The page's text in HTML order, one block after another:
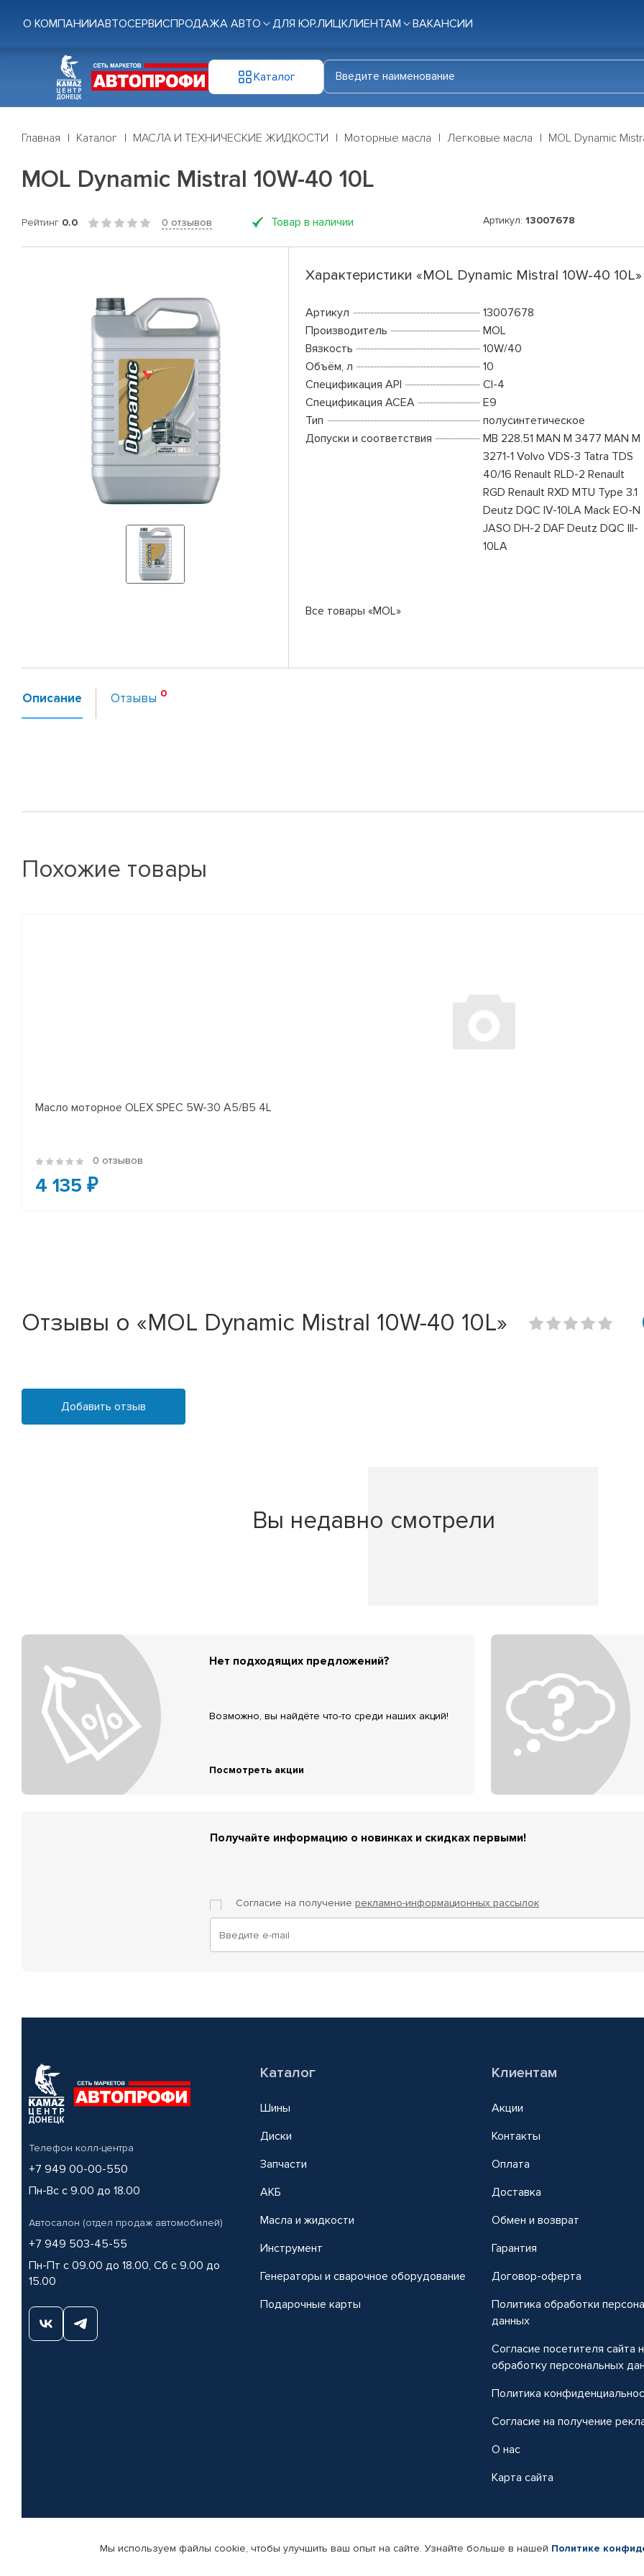
О КОМПАНИИАВТОСЕРВИСПРОДАЖА АВТО ДЛЯ ЮР.ЛИЦКЛИЕНТАМ ВАКАНСИИ
Каталог
Главная Каталог МАСЛА И ТЕХНИЧЕСКИЕ ЖИДКОСТИ Моторные масла Легковые масла MOL Dynamic
MOL Dynamic Mistral 10W-40 10L
Рейтинг 0.0 0 отзывов Товар в наличии Артикул: 13007678
Характеристики «MOL Dynamic Mistral 10W-40 10L»
Артикул
13007678
Производитель
MOL
Вязкость
10W/40
Объём, л
10
Спецификация API
CI-4
Спецификация ACEA
E9
Тип
полусинтетическое
Допуски и соответствия
MB 228.51 MAN M 3477 MAN M
3271-1 Volvo VDS-3 Tatra TDS
40/16 Renault RLD-2 Renault
RGD Renault RXD MTU Type 3.1
Deutz DQC IV-10LA Mack EO-N
JASO DH-2 DAF Deutz DQC III-
10LA
Все товары «MOL»
Описание Отзывы
Похожие товары
Масло моторное OLEX SPEC 5W-30 A5/B5 4L
0 отзывов
4 135 ₽
Отзывы о «MOL Dynamic Mistral 10W-40 10L»
Добавить отзыв
Вы недавно смотрели
Нет подходящих предложений?
Возможно, вы найдёте что-то среди наших акций!
Посмотреть акции
Получайте информацию о новинках и скидках первыми!
Согласие на получение рекламно-информационных рассылок
Телефон колл-центра
+7 949 00-00-550
Пн-Вс с 9.00 до 18.00
Автосалон (отдел продаж автомобилей)
+7 949 503-45-55
Пн-Пт с 09.00 до 18.00, Сб с 9.00 до
15.00
Каталог
Шины
Диски
Запчасти
АКБ
Масла и жидкости
Инструмент
Генераторы и сварочное оборудование
Подарочные карты
Клиентам
Акции
Контакты
Оплата
Доставка
Обмен и возврат
Гарантия
Договор-оферта
Политика обработки
данных
Согласие посетителя сайта
обработку персональных
Политика
Согласие на получение
О нас
Карта сайта
© КАМАЗ ЦЕНТР ДОНЕЦК, 2015-2026. Все права защищены. Интернет-магазин автомобильных товаров Автопрофи.
Мы используем файлы cookie, чтобы улучшить ваш опыт на сайте. Узнайте больше в нашей Политике